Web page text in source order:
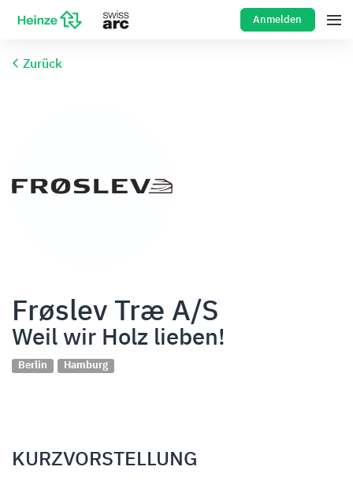
Anmelden
Zurück
Frøslev Træ A/S
Weil wir Holz lieben!
Berlin Hamburg
KURZVORSTELLUNG